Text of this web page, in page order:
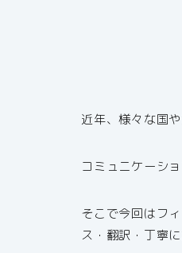
近年、様々な国
コミュニケーシ
そこで今回はフ
ス・翻訳・丁寧